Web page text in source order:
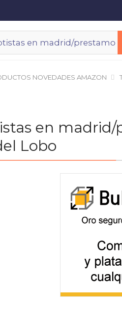
NOVEDADES AMAZON
en
Lobo